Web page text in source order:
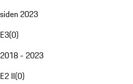
siden 2023
E3(0)
2018 - 2023
E2 II(0)